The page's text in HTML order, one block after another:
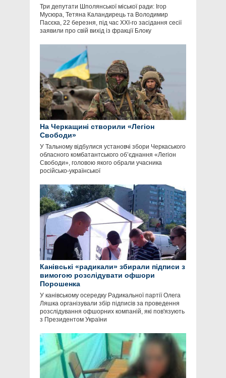
Три депутати Шполянської міської ради: Ігор
Мусюра, Тетяна Каландирець та Володимир
Пасєка, 22 березня, під час ХХІ-го засідання сесії
заявили про свій вихід із фракції Блоку
На Черкащині створили «Легіон
Свободи»
У Тальному відбулися установчі збори Черкаського
обласного комбатантського об’єднання «Легіон
Свободи», головою якого обрали учасника
російсько-української
Канівські «радикали» збирали підписи з
вимогою розслідувати офшори
Порошенка
У канівському осередку Радикальної партії Олега
Ляшка організували збір підписів за проведення
розслідування офшорних компаній, які пов'язують
з Президентом України